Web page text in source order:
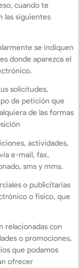
cuando te
las siguientes
se indiquen
donde aparezca el
solicitudes,
de petición que
de las formas
actividades,
e-mail, fax,
sms y mms.
o publicitarias
o físico, que
relacionadas con
o promociones,
que podamos
ofrecer